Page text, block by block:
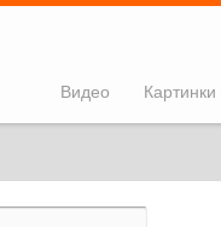
Видео Картинки